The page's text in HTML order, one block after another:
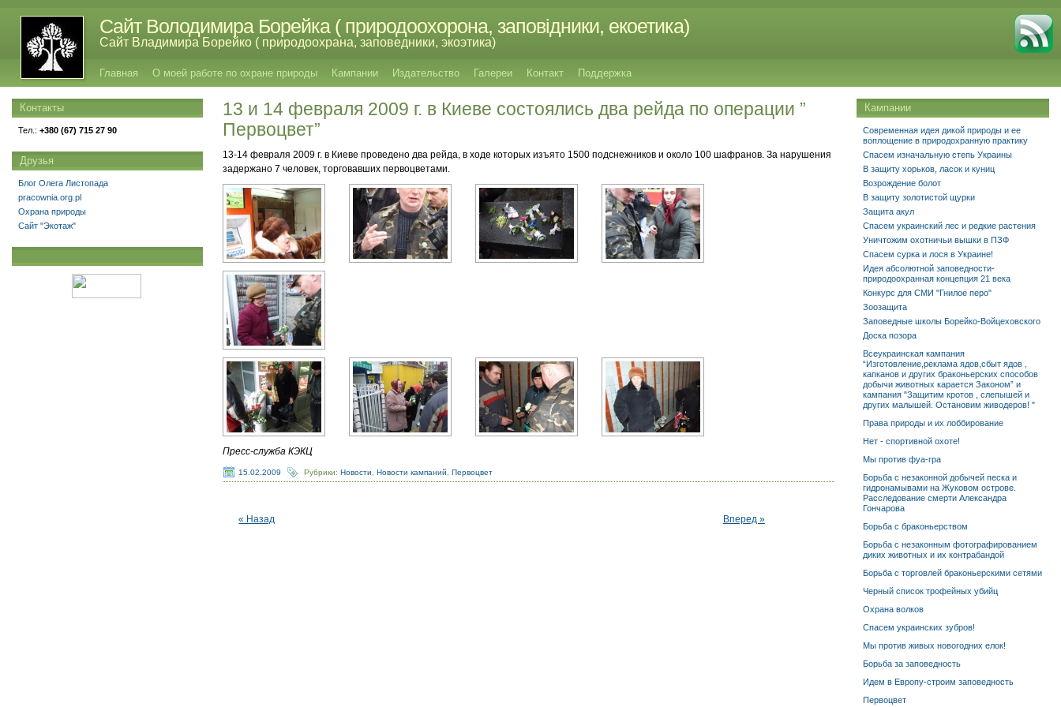
Сайт Володимира Борейка ( природоохорона, заповідники, екоетика)
Сайт Владимира Борейко ( природоохрана, заповедники, экоэтика)
Главная О моей работе по охране природы Кампании Издательство Галереи Контакт Поддержка
13 и 14 февраля 2009 г. в Киеве состоялись два рейда по операции ”
Первоцвет”
13-14 февраля 2009 г. в Киеве проведено два рейда, в ходе которых изъято 1500 подснежников и около 100 шафранов. За нарушения
задержано 7 человек, торговавших первоцветами.
Пресс-служба КЭКЦ
15.02.2009 Рубрики:Новости ,Новости кампаний ,Первоцвет
« Назад Вперед »
Кампании
Современная идея дикой природы и ее
воплощение в природохранную практику
Спасем изначальную степь Украины
В защиту хорьков, ласок и куниц
Возрождение болот
В защиту золотистой щурки
Защита акул
Спасем украинский лес и редкие растения
Уничтожим охотничьи вышки в ПЗФ
Спасем сурка и лося в Украине!
Идея абсолютной заповедности-
природоохранная концепция 21 века
Конкурс для СМИ "Гнилое перо"
Зоозащита
Заповедные школы Борейко-Войцеховского
Доска позора
Всеукраинская кампания
“Изготовление,реклама ядов,сбыт ядов ,
капканов и других браконьерских способов
добычи животных карается Законом” и
кампания "Защитим кротов , слепышей и
других малышей. Остановим живодеров! "
Права природы и их лоббирование
Нет - спортивной охоте!
Мы против фуа-гра
Борьба с незаконной добычей песка и
гидронамывами на Жуковом острове.
Расследование смерти Александра
Гончарова
Борьба с браконьерством
Борьба с незаконным фотографированием
диких животных и их контрабандой
Борьба с торговлей браконьерскими сетями
Черный список трофейных убийц
Охрана волков
Спасем украинских зубров!
Мы против живых новогодних елок!
Борьба за заповедность
Идем в Европу-строим заповедность
Первоцвет
Контакты
Тел.: +380 (67) 715 27 90
Друзья
Блог Олега Листопада
pracownia.org.pl
Охрана природы
Сайт "Экотаж"